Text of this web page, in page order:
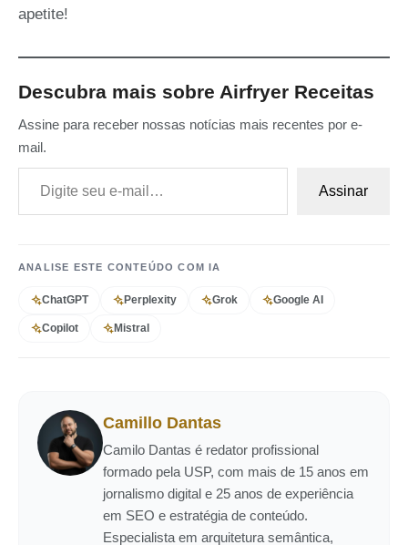
apetite!
Descubra mais sobre Airfryer Receitas
Assine para receber nossas notícias mais recentes por e-
mail.
Digite seu e-mail…
Assinar
ANALISE ESTE CONTEÚDO COM IA
ChatGPT Perplexity Grok Google AI
Copilot Mistral
Camillo Dantas
Camilo Dantas é redator profissional
formado pela USP, com mais de 15 anos em
jornalismo digital e 25 anos de experiência
em SEO e estratégia de conteúdo.
Especialista em arquitetura semântica,